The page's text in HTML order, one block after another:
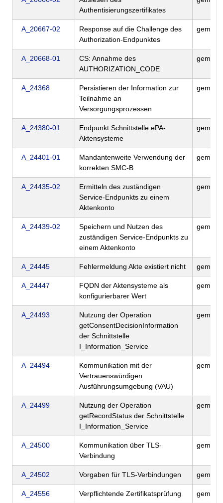
Authentisierungszertifikates
A_20667-02
Response auf die Challenge des
Authorization-Endpunktes
A_20668-01
CS: Annahme des
AUTHORIZATION_CODE
A_24368
Persistieren der Information zur
Teilnahme an
Versorgungsprozessen
A_24380-01
Endpunkt Schnittstelle ePA-
Aktensysteme
A_24401-01
Mandantenweite Verwendung der
korrekten SMC-B
A_24435-02
Ermitteln des zuständigen
Service-Endpunkts zu einem
Aktenkonto
A_24439-02
Speichern und Nutzen des
zuständigen Service-Endpunkts zu
einem Aktenkonto
A_24445 Fehlermeldung Akte existiert nicht
A_24447
FQDN der Aktensysteme als
konfigurierbarer Wert
A_24493
Nutzung der Operation
getConsentDecisionInformation
der Schnittstelle
I_Information_Service
A_24494
Kommunikation mit der
Vertrauenswürdigen
Ausführungsumgebung (VAU)
A_24499
Nutzung der Operation
getRecordStatus der Schnittstelle
I_Information_Service
A_24500
Kommunikation über TLS-
Verbindung
A_24502 Vorgaben für TLS-Verbindungen
A_24556 Verpflichtende Zertifikatsprüfung